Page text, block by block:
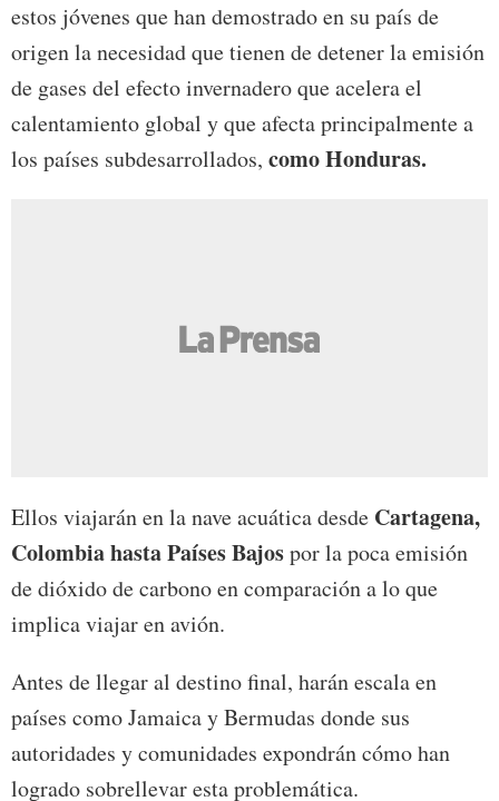
estos jóvenes que han demostrado en su país de
origen la necesidad que tienen de detener la emisión
de gases del efecto invernadero que acelera el
calentamiento global y que afecta principalmente a
los países subdesarrollados, como Honduras.
Ellos viajarán en la nave acuática desde Cartagena,
Colombia hasta Países Bajospor la poca emisión
de dióxido de carbono en comparación a lo que
implica viajar en avión.
Antes de llegar al destino final, harán escala en
países como Jamaica y Bermudas donde sus
autoridades y comunidades expondrán cómo han
logrado sobrellevar esta problemática.